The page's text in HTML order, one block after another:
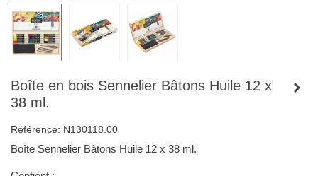
Boîte en bois Sennelier Bâtons Huile 12 x
38 ml.
Référence: N130118.00
Boîte Sennelier Bâtons Huile 12 x 38 ml.